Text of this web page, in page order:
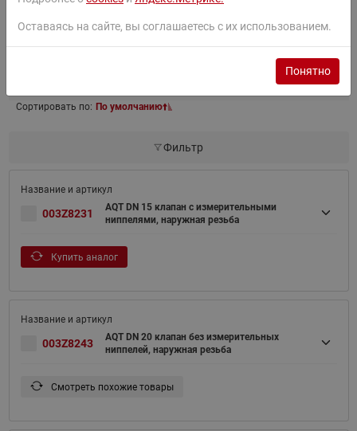
Найти
Сортировать по: По умолчанию
Фильтр
003Z8231
AQT DN 15 клапан с измерительными
ниппелями, наружная резьба
Купить аналог
003Z8243
AQT DN 20 клапан без измерительных
ниппелей, наружная резьба
Смотреть похожие товары
Оставаясь на сайте, вы соглашаетесь с их использованием.
Понятно